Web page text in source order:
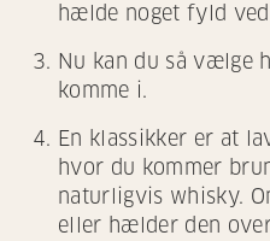
hælde noget fyld
Nu kan du så vælge
komme i.
En klassikker er at
hvor du kommer
naturligvis whisky.
eller hælder den